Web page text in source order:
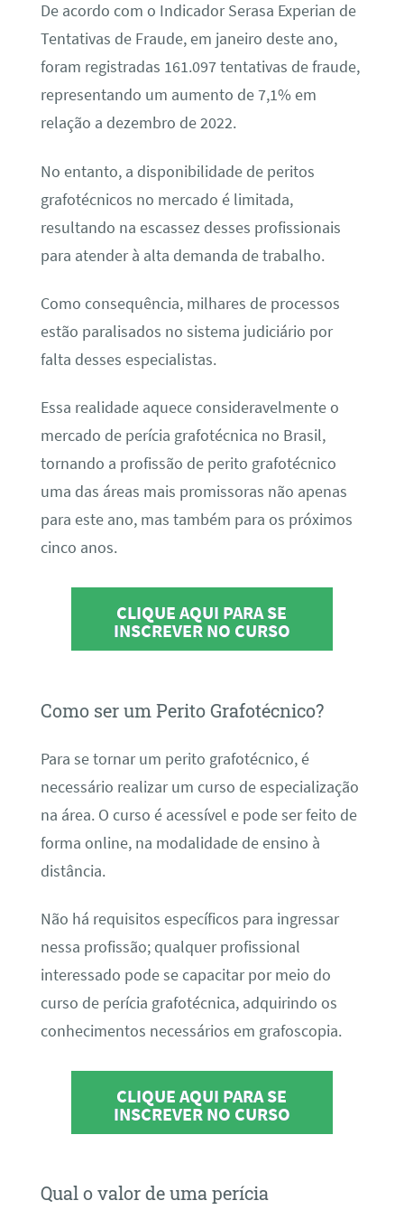
De acordo com o Indicador Serasa Experian de
Tentativas de Fraude, em janeiro deste ano,
foram registradas 161.097 tentativas de fraude,
representando um aumento de 7,1% em
relação a dezembro de 2022.
No entanto, a disponibilidade de peritos
grafotécnicos no mercado é limitada,
resultando na escassez desses profissionais
para atender à alta demanda de trabalho.
Como consequência, milhares de processos
estão paralisados no sistema judiciário por
falta desses especialistas.
Essa realidade aquece consideravelmente o
mercado de perícia grafotécnica no Brasil,
tornando a profissão de perito grafotécnico
uma das áreas mais promissoras não apenas
para este ano, mas também para os próximos
cinco anos.
CLIQUE AQUI PARA SE
INSCREVER NO CURSO
Como ser um Perito Grafotécnico?
Para se tornar um perito grafotécnico, é
necessário realizar um curso de especialização
na área. O curso é acessível e pode ser feito de
forma online, na modalidade de ensino à
distância.
Não há requisitos específicos para ingressar
nessa profissão; qualquer profissional
interessado pode se capacitar por meio do
curso de perícia grafotécnica, adquirindo os
conhecimentos necessários em grafoscopia.
CLIQUE AQUI PARA SE
INSCREVER NO CURSO
Qual o valor de uma perícia